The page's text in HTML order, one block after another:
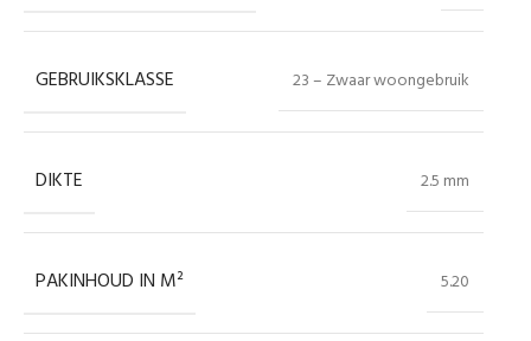
GEBRUIKSKLASSE 23 – Zwaar woongebruik
DIKTE 2.5 mm
PAKINHOUD IN M² 5.20